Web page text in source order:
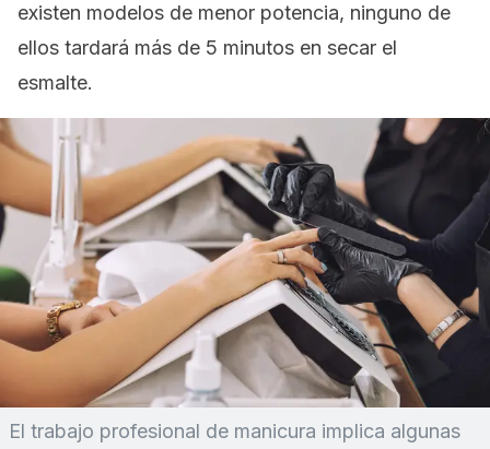
existen modelos de menor potencia, ninguno de
ellos tardará más de 5 minutos en secar el
esmalte.
El trabajo profesional de manicura implica algunas